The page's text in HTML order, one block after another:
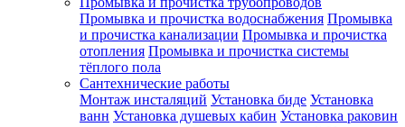
Промывка и прочистка водоснабжения Промывка
и прочистка канализации Промывка и прочистка
отопления Промывка и прочистка системы
тёплого пола
Сантехнические работы
Монтаж инсталяций Установка биде Установка
ванн Установка душевых кабин Установка раковин